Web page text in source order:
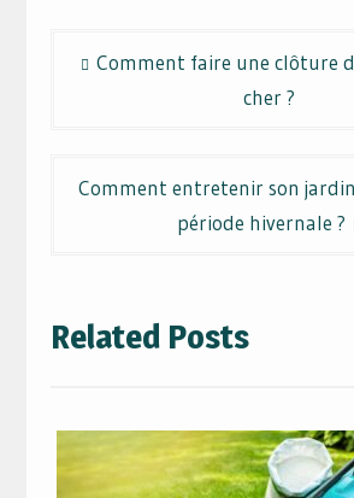
Comment faire une clôture
cher ?
Comment entretenir son
période hivernale ?
Related Posts